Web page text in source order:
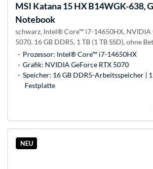
MSI Katana 15 HX B14WGK-638,
Notebook
schwarz, Intel® Core™ i7-14650HX, NVIDIA
5070, 16 GB DDR5, 1 TB (1 TB SSD), ohne
Prozessor: Intel® Core™ i7-14650HX
Grafik: NVIDIA GeForce RTX 5070
Speicher: 16 GB DDR5-Arbeitsspeicher | 1
Festplatte
NEU